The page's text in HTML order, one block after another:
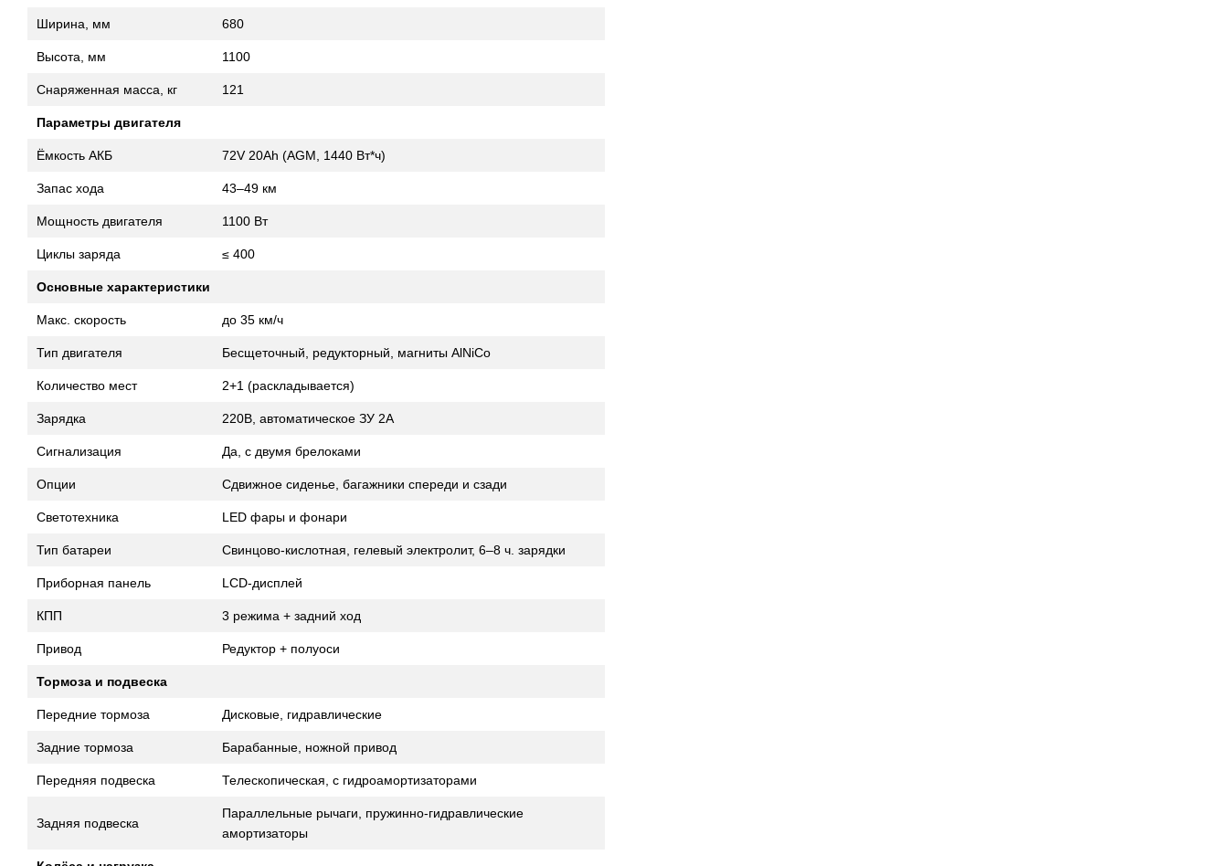
Ширина, мм 680
Высота, мм 1100
Снаряженная масса, кг 121
Параметры двигателя
Ёмкость АКБ 72V 20Ah (AGM, 1440 Вт*ч)
Запас хода 43–49 км
Мощность двигателя 1100 Вт
Циклы заряда ≤ 400
Основные характеристики
Макс. скорость до 35 км/ч
Тип двигателя Бесщеточный, редукторный, магниты AlNiCo
Количество мест 2+1 (раскладывается)
Зарядка 220В, автоматическое ЗУ 2А
Сигнализация Да, с двумя брелоками
Опции Сдвижное сиденье, багажники спереди и сзади
Светотехника LED фары и фонари
Тип батареи Свинцово-кислотная, гелевый электролит, 6–8 ч. зарядки
Приборная панель LCD-дисплей
КПП 3 режима + задний ход
Привод Редуктор + полуоси
Тормоза и подвеска
Передние тормоза Дисковые, гидравлические
Задние тормоза Барабанные, ножной привод
Передняя подвеска Телескопическая, с гидроамортизаторами
Задняя подвеска
Параллельные рычаги, пружинно-гидравлические
амортизаторы